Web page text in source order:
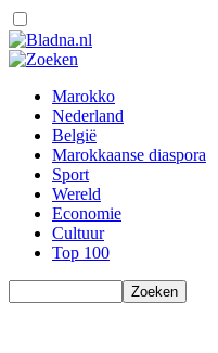
Marokko
Nederland
België
Marokkaanse diaspora
Sport
Wereld
Economie
Cultuur
Top 100